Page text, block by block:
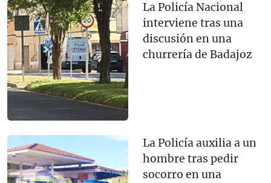
La Policía Nacional
interviene tras una
discusión en una
churrería de Badajoz
La Policía auxilia a un
hombre tras pedir
socorro en una